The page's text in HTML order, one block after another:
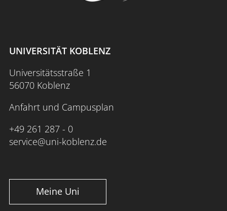
UNIVERSITÄT KOBLENZ
Universitätsstraße 1
56070 Koblenz
Anfahrt und Campusplan
+49 261 287 - 0
service@uni-koblenz.de
Meine Uni